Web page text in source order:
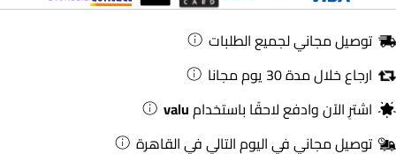
توصيل مجاني لجميع الطلبات
ارجاع خلال مدة 30 يوم مجانا
اشترِ الآن وادفع لاحقًا باستخدامvalu
توصيل مجاني في اليوم التالي في القاهرة